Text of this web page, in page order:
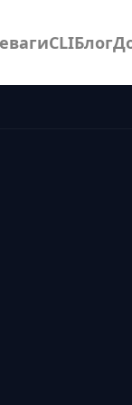
CLIБлог